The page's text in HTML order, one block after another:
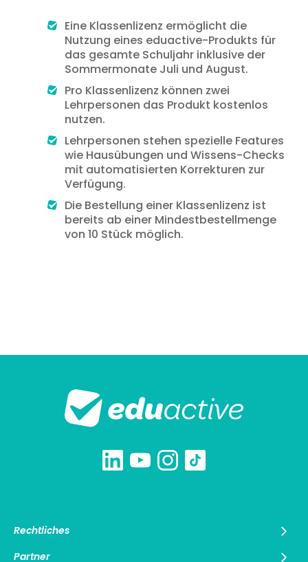
Eine Klassenlizenz ermöglicht die
Nutzung eines eduactive-Produkts für
das gesamte Schuljahr inklusive der
Sommermonate Juli und August.
Pro Klassenlizenz können zwei
Lehrpersonen das Produkt kostenlos
nutzen.
Lehrpersonen stehen spezielle Features
wie Hausübungen und Wissens-Checks
mit automatisierten Korrekturen zur
Verfügung.
Die Bestellung einer Klassenlizenz ist
bereits ab einer Mindestbestellmenge
von 10 Stück möglich.
Rechtliches
Partner